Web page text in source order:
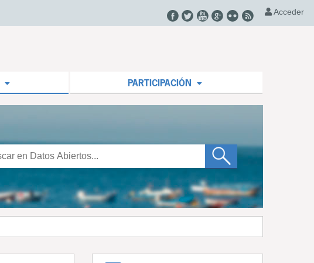
Acceder
PARTICIPACIÓN